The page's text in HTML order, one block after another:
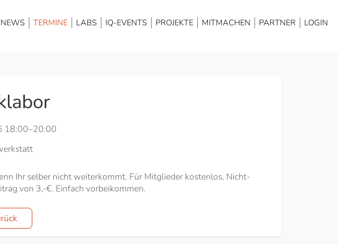
ÜBERSPRINGEN
NEWS TERMINE LABS IQ-EVENTS PROJEKTE MITMACHEN PARTNER LOGIN
18:00–20:00
Ihr selber nicht weiterkommt. Für Mitglieder kostenlos, Nicht-
von 3,-€. Einfach vorbeikommen.